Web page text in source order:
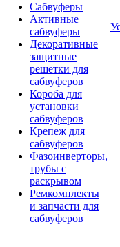
Сабвуферы
Активные
сабвуферы
Декоративные
защитные
решетки для
сабвуферов
Короба для
установки
сабвуферов
Крепеж для
сабвуферов
Фазоинверторы,
трубы с
раскрывом
Ремкомплекты
и запчасти для
сабвуферов